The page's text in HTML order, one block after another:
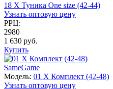
18 X Туника One size (42-44)
Узнать оптовую цену
РРЦ:
2980
1 630 руб.
Купить
SameGame
Модель: 01 X Комплект (42-48)
Узнать оптовую цену